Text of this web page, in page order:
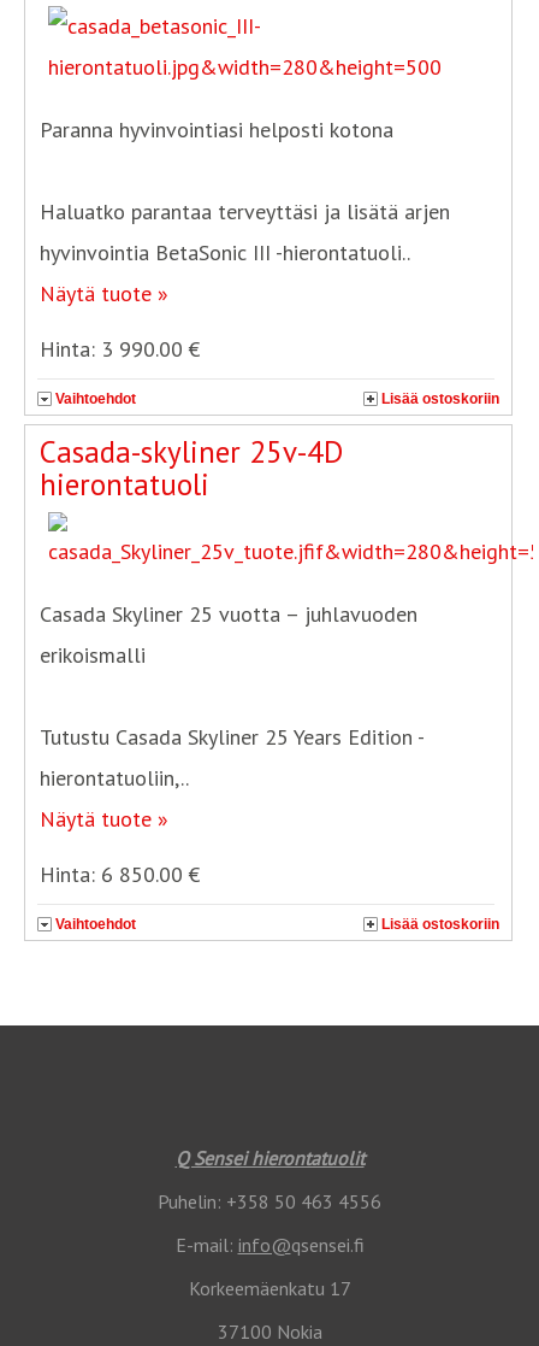
Paranna hyvinvointiasi helposti kotona
Haluatko parantaa terveyttäsi ja lisätä arjen
hyvinvointia BetaSonic III -hierontatuoli..
Näytä tuote »
Hinta: 3 990.00 €
Vaihtoehdot Lisää ostoskoriin
Casada-skyliner 25v-4D
hierontatuoli
Casada Skyliner 25 vuotta – juhlavuoden
erikoismalli
Tutustu Casada Skyliner 25 Years Edition -
hierontatuoliin,..
Näytä tuote »
Hinta: 6 850.00 €
Vaihtoehdot Lisää ostoskoriin
Q Sensei hierontatuolit
Puhelin: +358 50 463 4556
E-mail: info@qsensei.fi
Korkeemäenkatu 17
37100 Nokia